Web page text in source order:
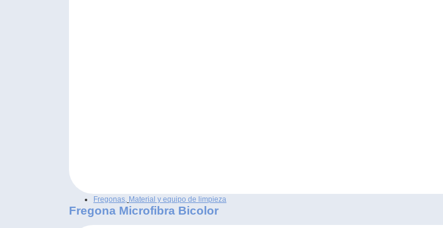
Fregonas Material y equipo de limpieza
Fregona Microfibra Bicolor